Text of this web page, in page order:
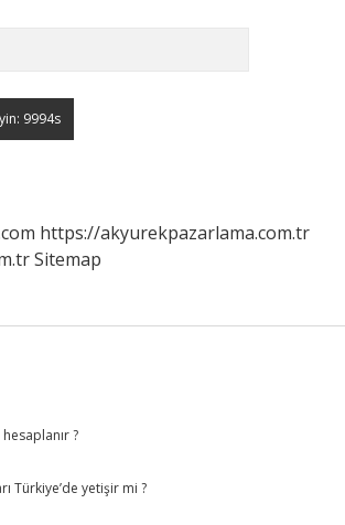
https://akyurekpazarlama.com.tr
Sitemap
?
Türkiye’de yetişir mi ?